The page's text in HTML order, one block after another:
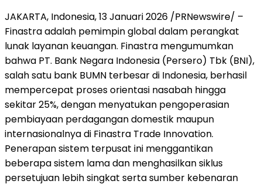
JAKARTA, Indonesia,13 Januari 2026 /PRNewswire/ –
Finastra adalah pemimpin global dalam perangkat
lunak layanan keuangan. Finastra mengumumkan
bahwa PT. Bank Negara Indonesia (Persero) Tbk (BNI),
salah satu bank BUMN terbesar di Indonesia, berhasil
mempercepat proses orientasi nasabah hingga
sekitar 25%, dengan menyatukan pengoperasian
pembiayaan perdagangan domestik maupun
internasionalnya di Finastra Trade Innovation.
Penerapan sistem terpusat ini menggantikan
beberapa sistem lama dan menghasilkan siklus
persetujuan lebih singkat serta sumber kebenaran